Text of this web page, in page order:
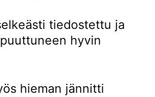
tiedostettu ja
hyvin
hieman jännitti